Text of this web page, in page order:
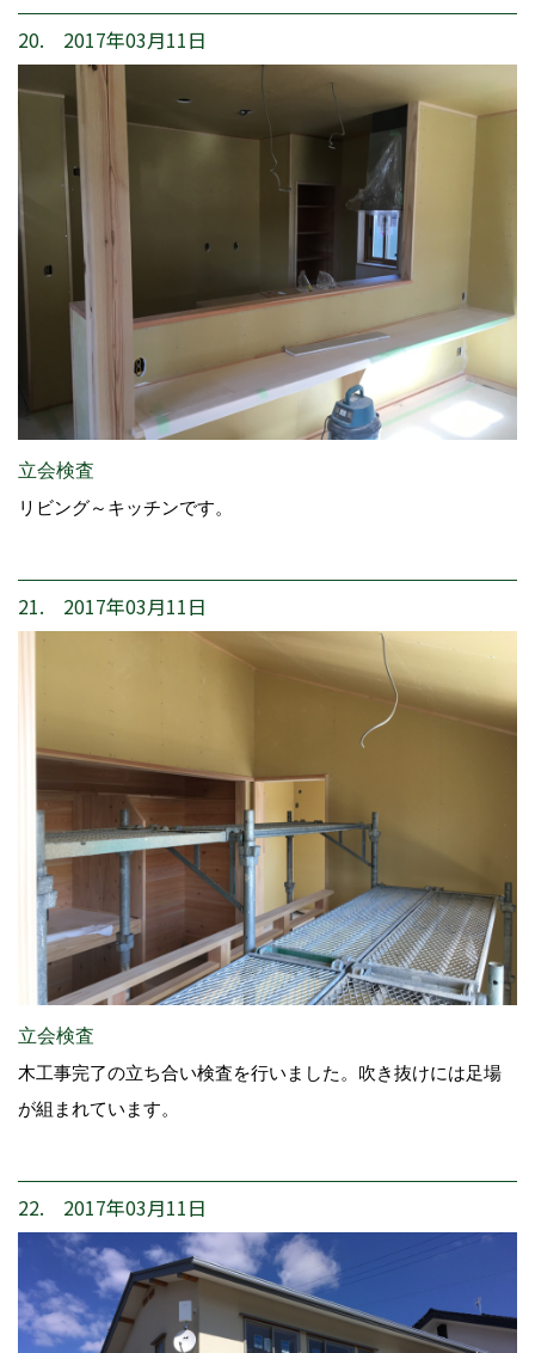
20. 2017年03月11日
立会検査
リビング～キッチンです。
21. 2017年03月11日
立会検査
木工事完了の立ち合い検査を行いました。吹き抜けには足場
が組まれています。
22. 2017年03月11日